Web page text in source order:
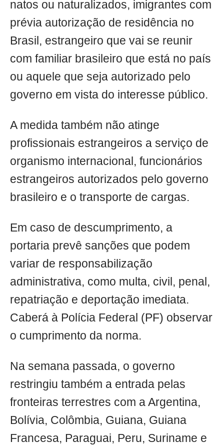
natos ou naturalizados, imigrantes com
prévia autorização de residência no
Brasil, estrangeiro que vai se reunir
com familiar brasileiro que está no país
ou aquele que seja autorizado pelo
governo em vista do interesse público.
A medida também não atinge
profissionais estrangeiros a serviço de
organismo internacional, funcionários
estrangeiros autorizados pelo governo
brasileiro e o transporte de cargas.
Em caso de descumprimento, a
portaria prevê sanções que podem
variar de responsabilização
administrativa, como multa, civil, penal,
repatriação e deportação imediata.
Caberá à Polícia Federal (PF) observar
o cumprimento da norma.
Na semana passada, o governo
restringiu também a entrada pelas
fronteiras terrestres com a Argentina,
Bolívia, Colômbia, Guiana, Guiana
Francesa, Paraguai, Peru, Suriname e